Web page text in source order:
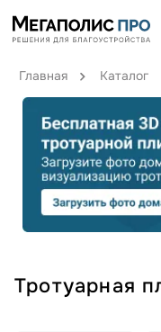
Главная Каталог
Тротуарная